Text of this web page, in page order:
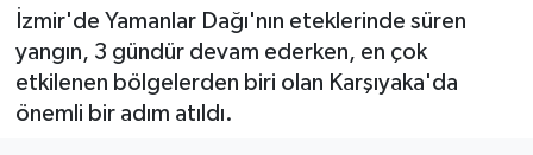
İzmir'de Yamanlar Dağı'nın eteklerinde süren
yangın, 3 gündür devam ederken, en çok
etkilenen bölgelerden biri olan Karşıyaka'da
önemli bir adım atıldı.